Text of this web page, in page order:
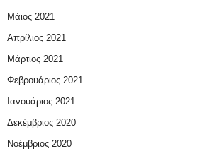
Μάιος 2021
Απρίλιος 2021
Μάρτιος 2021
Φεβρουάριος 2021
Ιανουάριος 2021
Δεκέμβριος 2020
Νοέμβριος 2020